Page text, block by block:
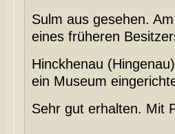
Sulm aus gesehen.
eines früheren
Hinckhenau
ein Museum
Sehr gut erhalten. Mit